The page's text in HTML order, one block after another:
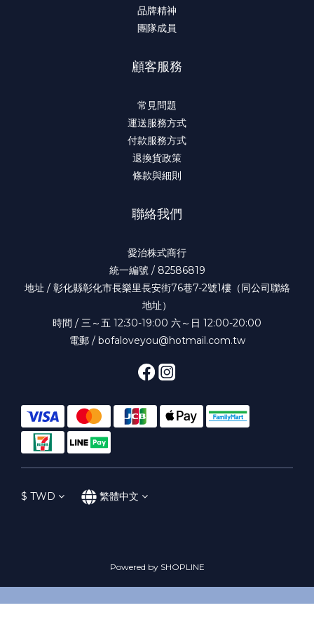
品牌精神
團隊成員
顧客服務
常見問題
運送服務方式
付款服務方式
退換貨政策
條款與細則
聯絡我們
愛治株式商行
統一編號 / 82586819
地址 / 彰化縣彰化市長樂里長安街76巷7-2號1樓（同公司聯絡
地址）
時間 / 三～五 12:30-19:00 六～日 12:00-20:00
電郵 / bofaloveyou@hotmail.com.tw
$ TWD 繁體中文
Powered by SHOPLINE